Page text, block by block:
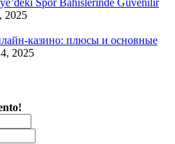
2025
казино: плюсы и основные
2025